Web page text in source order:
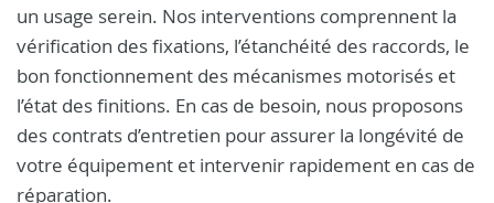
un usage serein. Nos interventions comprennent la
vérification des fixations, l’étanchéité des raccords, le
bon fonctionnement des mécanismes motorisés et
l’état des finitions. En cas de besoin, nous proposons
des contrats d’entretien pour assurer la longévité de
votre équipement et intervenir rapidement en cas de
réparation.